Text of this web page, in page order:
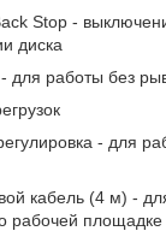
Stop -
диска
для работы без
- для
кабель (4 м) -
рабочей площадке